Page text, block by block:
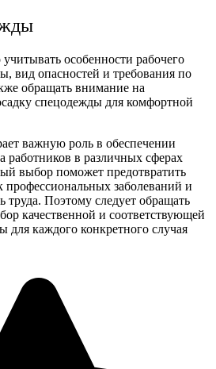
особенности рабочего
вид опасностей и требования по
обращать внимание на
спецодежды для комфортной
важную роль в обеспечении
работников в различных сферах
выбор поможет предотвратить
заболеваний и
труда. Поэтому следует обращать
качественной и соответствующей
для каждого конкретного случая